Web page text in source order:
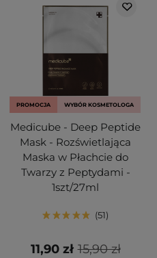
PROMOCJA WYBÓR KOSMETOLOGA
Medicube - Deep Peptide
Mask - Rozświetlająca
Maska w Płachcie do
Twarzy z Peptydami -
1szt/27ml
51
15,90 zł
11,90 zł